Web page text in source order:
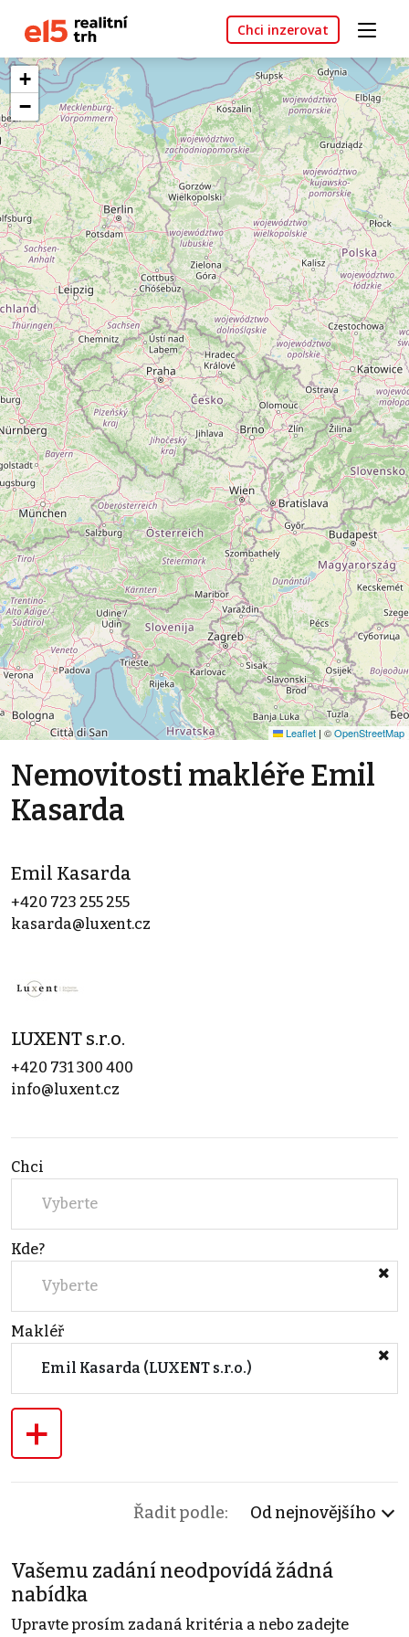
Chci inzerovat
+
−
Leaflet | ©OpenStreetMap
Nemovitosti makléře Emil
Kasarda
Emil Kasarda
+420 723 255 255
kasarda@luxent.cz
LUXENT s.r.o.
+420 731 300 400
info@luxent.cz
Chci
Vyberte
Kde?
Vyberte
Makléř
Emil Kasarda (LUXENT s.r.o.)
+
Řadit podle: Od nejnovějšího
Vašemu zadání neodpovídá žádná
nabídka
Upravte prosím zadaná kritéria a nebo zadejte